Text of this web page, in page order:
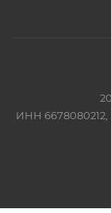
ИНН 6678080212,